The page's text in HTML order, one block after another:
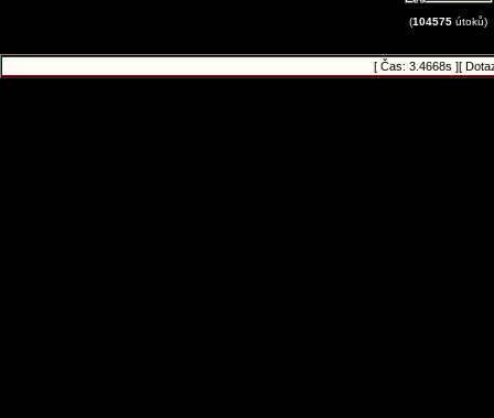
(104575 útoků)
[ Čas: 3.4668s ][